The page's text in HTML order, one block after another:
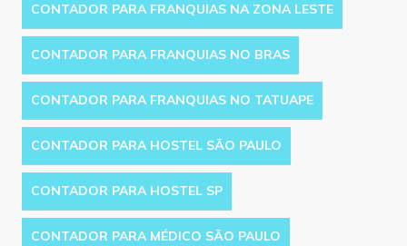
CONTADOR PARA FRANQUIAS NA ZONA LESTE
CONTADOR PARA FRANQUIAS NO BRAS
CONTADOR PARA FRANQUIAS NO TATUAPE
CONTADOR PARA HOSTEL SÃO PAULO
CONTADOR PARA HOSTEL SP
CONTADOR PARA MÉDICO SÃO PAULO